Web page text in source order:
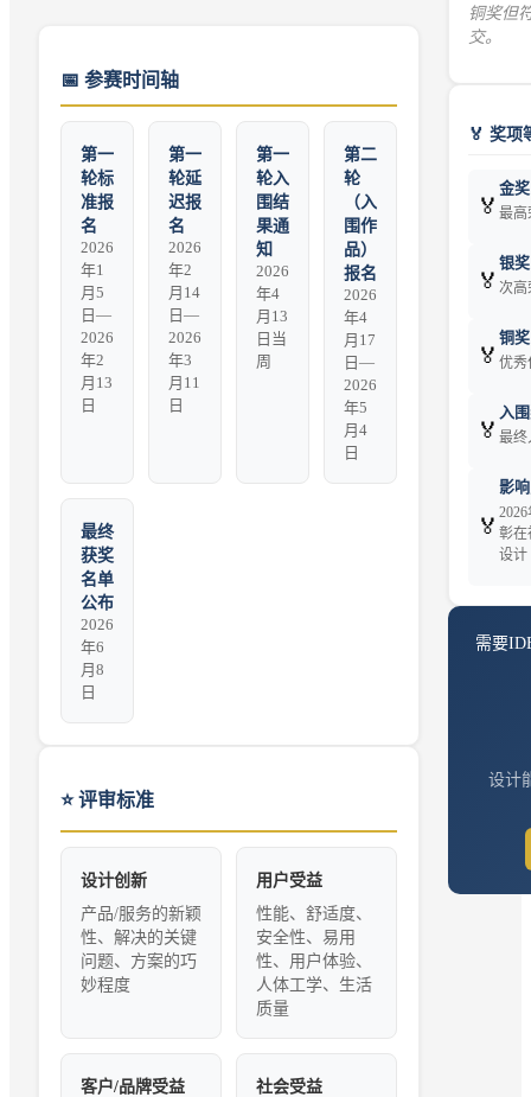
📅 参赛时间轴
第一
轮标
准报
名
2026
年1
月5
日—
2026
年2
月13
日
第一
轮延
迟报
名
2026
年2
月14
日—
2026
年3
月11
日
第一
轮入
围结
果通
知
2026
年4
月13
日当
周
第二
轮
（入
围作
品）
报名
2026
年4
月17
日—
2026
年5
月4
日
最终
获奖
名单
公布
2026
年6
月8
日
⭐ 评审标准
设计创新
产品/服务的新颖
性、解决的关键
问题、方案的巧
妙程度
用户受益
性能、舒适度、
安全性、易用
性、用户体验、
人体工学、生活
质量
客户/品牌受益
社会受益
铜奖但
交。
🏅 奖项
🏅
金
最高
🏅
银
次高
🏅
铜
优秀
🏅
入
最终
🏅
影
彰在
设计
需要
设计